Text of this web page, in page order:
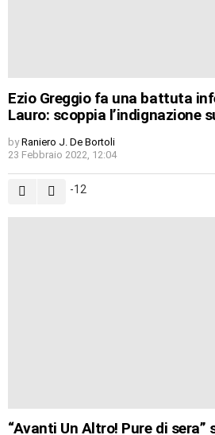
Ezio Greggio fa una battuta
Lauro: scoppia l’indignazione
by Raniero J. De Bortoli
23 Febbraio 2022, 12:04
-12
“Avanti Un Altro! Pure di sera”